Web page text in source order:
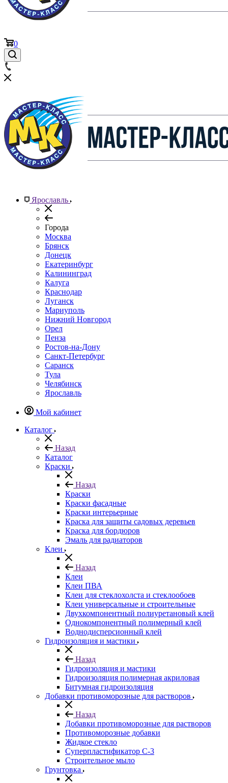
0
Ярославль
Города
Москва
Брянск
Донецк
Екатеринбург
Калининград
Калуга
Краснодар
Луганск
Мариуполь
Нижний Новгород
Орел
Пенза
Ростов-на-Дону
Санкт-Петербург
Саранск
Тула
Челябинск
Ярославль
Мой кабинет
Каталог
Назад
Каталог
Краски
Назад
Краски
Краски фасадные
Краски интерьерные
Краска для защиты садовых деревьев
⁠Краска для бордюров
Эмаль для радиаторов
Клеи
Назад
Клеи
Клеи ПВА
Клеи для стеклохолста и стеклообоев
Клеи универсальные и строительные
Двухкомпонентный полиуретановый клей
Однокомпонентный полимерный клей
Воднодисперсионный клей
Гидроизоляция и мастики
Назад
Гидроизоляция и мастики
Гидроизоляция полимерная акриловая
Битумная гидроизоляция
Добавки противоморозные для растворов
Назад
Добавки противоморозные для растворов
Противоморозные добавки
Жидкое стекло
Суперпластификатор С-3
Строительное мыло
Грунтовка